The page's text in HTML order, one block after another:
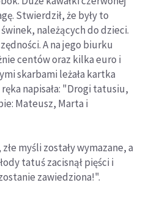
Stwierdził, że były to
należących do dzieci.
A na jego biurku
centów oraz kilka euro i
skarbami leżała kartka
napisała: "Drogi tatusiu,
Mateusz, Marta i
myśli zostały wymazane, a
tatuś zacisnął pięści i
zawiedziona!".